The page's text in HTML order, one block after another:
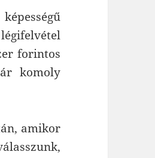
forintos
komoly
amikor